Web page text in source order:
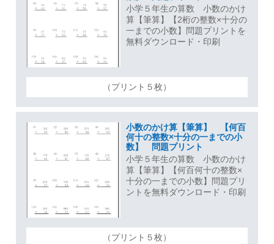
小学５年生の算数 小数のかけ
算【筆算】【2桁の整数×十分の
一までの小数】問題プリントを
無料ダウンロード・印刷
（プリント５枚）
小数のかけ算【筆算】 【何百
何十の整数×十分の一までの小
数】 問題プリント
小学５年生の算数 小数のかけ
算【筆算】【何百何十の整数×
十分の一までの小数】問題プリ
ントを無料ダウンロード・印刷
（プリント５枚）